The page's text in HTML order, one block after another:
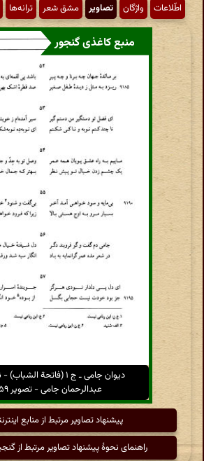
اطّلاعات واژگان تصاویر مشق شعر ترانه‌ها
منبع کاغذی گنجور
دیوان جامی ـ ج ۱ (فاتحة
عبدالرحمان جامی - تصویر ۸۵۹
پیشنهاد تصاویر مرتبط از منابع
راهنمای نحوهٔ پیشنهاد تصاویر مرتبط از